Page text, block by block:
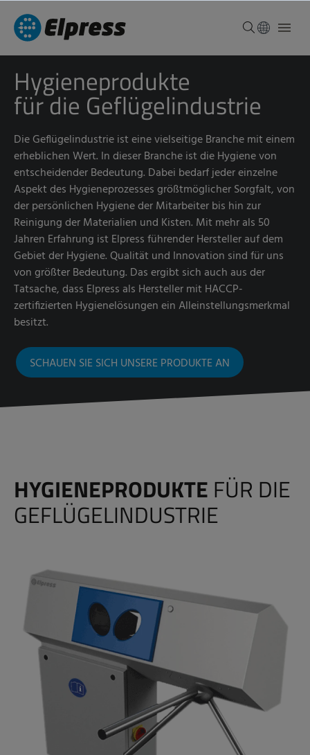
Hygieneprodukte
für die Geflügelindustrie
Die Geflügelindustrie ist eine vielseitige Branche mit einem
erheblichen Wert. In dieser Branche ist die Hygiene von
entscheidender Bedeutung. Dabei bedarf jeder einzelne
Aspekt des Hygieneprozesses größtmöglicher Sorgfalt, von
der persönlichen Hygiene der Mitarbeiter bis hin zur
Reinigung der Materialien und Kisten. Mit mehr als 50
Jahren Erfahrung ist Elpress führender Hersteller auf dem
Gebiet der Hygiene. Qualität und Innovation sind für uns
von größter Bedeutung. Das ergibt sich auch aus der
Tatsache, dass Elpress als Hersteller mit HACCP-
zertifizierten Hygienelösungen ein Alleinstellungsmerkmal
besitzt.
SCHAUEN SIE SICH UNSERE PRODUKTE AN
HYGIENEPRODUKTE FÜR DIE
GEFLÜGELINDUSTRIE